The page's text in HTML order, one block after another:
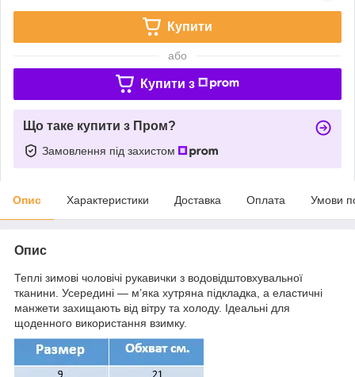
Купити
або
Купити з
Що таке купити з Пром?
Замовлення під захистом
Опис Характеристики Доставка Оплата Умови
Опис
Теплі зимові чоловічі рукавички з водовідштовхувальної
тканини. Усередині — м’яка хутряна підкладка, а еластичні
манжети захищають від вітру та холоду. Ідеальні для
щоденного використання взимку.